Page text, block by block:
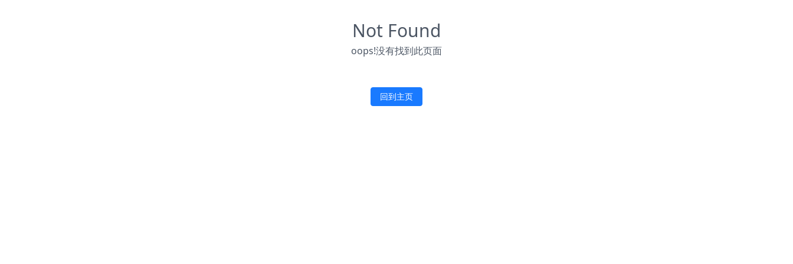
Not Found
oops!没有找到此页面
回到主页